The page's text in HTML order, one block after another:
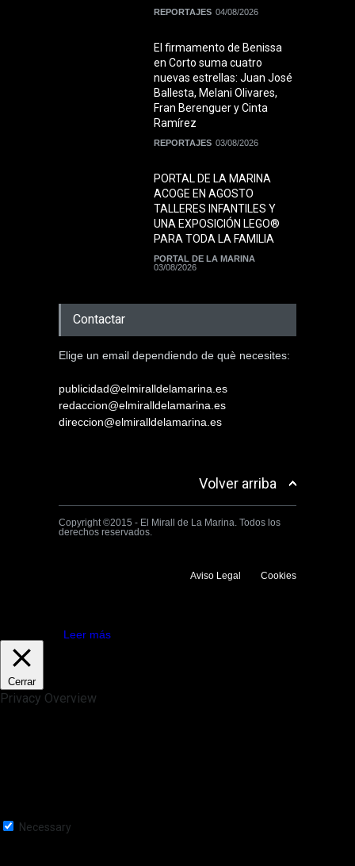
REPORTAJES 04/08/2026
El firmamento de Benissa
en Corto suma cuatro
nuevas estrellas: Juan José
Ballesta, Melani Olivares,
Fran Berenguer y Cinta
Ramírez
REPORTAJES 03/08/2026
PORTAL DE LA MARINA
ACOGE EN AGOSTO
TALLERES INFANTILES Y
UNA EXPOSICIÓN LEGO®
PARA TODA LA FAMILIA
PORTAL DE LA MARINA
03/08/2026
Contactar
Elige un email dependiendo de què necesites:
publicidad@elmiralldelamarina.es
redaccion@elmiralldelamarina.es
direccion@elmiralldelamarina.es
Volver arriba
Copyright ©2015 - El Mirall de La Marina. Todos los
derechos reservados.
Aviso Legal Cookies
Leer más
Cerrar
Privacy Overview
Necessary